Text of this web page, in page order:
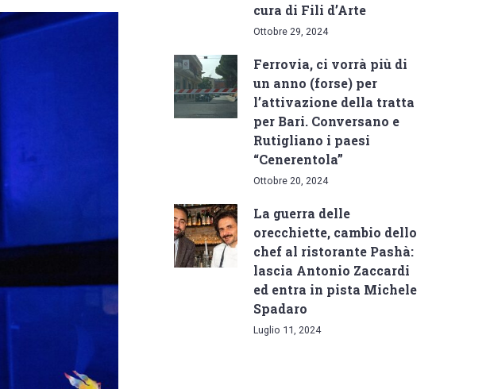
cura di Fili d’Arte
Ottobre 29, 2024
Ferrovia, ci vorrà più di
un anno (forse) per
l’attivazione della tratta
per Bari. Conversano e
Rutigliano i paesi
“Cenerentola”
Ottobre 20, 2024
La guerra delle
orecchiette, cambio dello
chef al ristorante Pashà:
lascia Antonio Zaccardi
ed entra in pista Michele
Spadaro
Luglio 11, 2024